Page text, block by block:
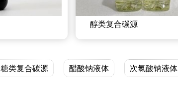
醇类复合碳源
糖类复合碳源 醋酸钠液体 次氯酸钠液体